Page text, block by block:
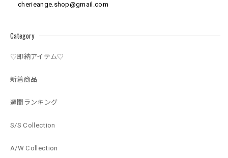
Category
♡即納アイテム♡
新着商品
週間ランキング
S/S Collection
A/W Collection
cherieange.shop@gmail.com